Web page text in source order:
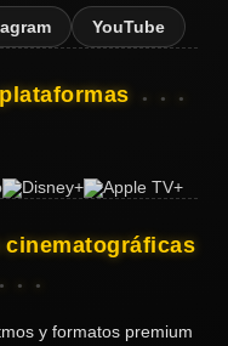
YouTube
cinematográficas
y formatos premium